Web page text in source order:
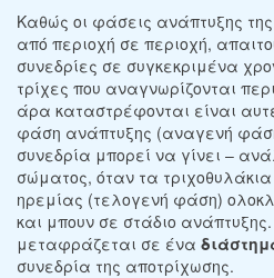
Καθώς οι φάσεις ανάπτυξης
από περιοχή σε περιοχή,
συνεδρίες σε συγκεκριμένα
τρίχες που αναγνωρίζονται
άρα καταστρέφονται είναι
φάση ανάπτυξης (αναγενή
συνεδρία μπορεί να γίνει –
σώματος, όταν τα
ηρεμίας (τελογενή φάση)
και μπουν σε στάδιο
μεταφράζεται σε ένα
συνεδρία της αποτρίχωσης.